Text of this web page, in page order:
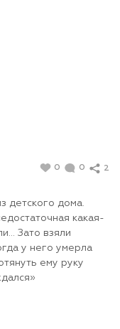
0 0 2
детского дома.
какая-
Зато взяли
у него умерла
ему руку